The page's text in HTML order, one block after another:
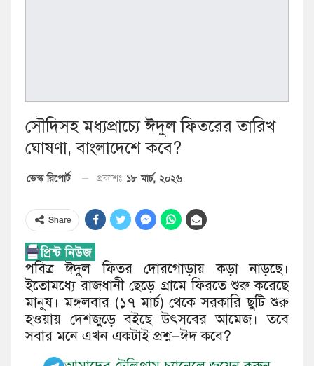
সৌদিসহ মধ্যপ্রাচ্যে ঈদুল ফিতরের তারিখ
ঘোষণা, বাংলাদেশে কবে?
ডেস্ক রিপোর্ট প্রকাশঃ ১৮ মার্চ, ২০২৬
Share
পবিত্র ঈদুল ফিতর দোরগোড়ায় কড়া নাড়ছে।
ইতোমধ্যে রাজধানী ছেড়ে গ্রামে ফিরতে শুরু করেছে
মানুষ। মঙ্গলবার (১৭ মার্চ) থেকে সরকারি ছুটি শুরু
হওয়ায় দেশজুড়ে বইছে উৎসবের আমেজ। তবে
সবার মনে এখন একটাই প্রশ্ন—ঈদ কবে?